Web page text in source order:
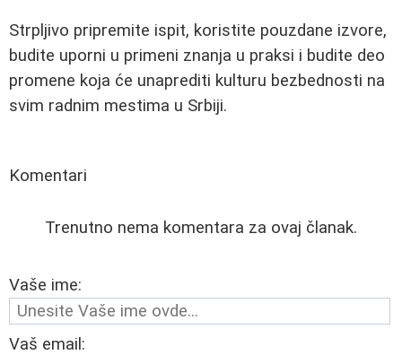
Strpljivo pripremite ispit, koristite pouzdane izvore,
budite uporni u primeni znanja u praksi i budite deo
promene koja će unaprediti kulturu bezbednosti na
svim radnim mestima u Srbiji.
Komentari
Trenutno nema komentara za ovaj članak.
Vaše ime:
Vaš email: